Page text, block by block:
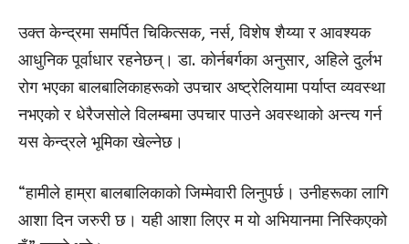
उक्त केन्द्रमा समर्पित चिकित्सक, नर्स, विशेष शैय्या र आवश्यक
आधुनिक पूर्वाधार रहनेछन्। डा. कोर्नबर्गका अनुसार, अहिले दुर्लभ
रोग भएका बालबालिकाहरूको उपचार अष्ट्रेलियामा पर्याप्त व्यवस्था
नभएको र धेरैजसोले विलम्बमा उपचार पाउने अवस्थाको अन्त्य गर्न
यस केन्द्रले भूमिका खेल्नेछ।
“हामीले हाम्रा बालबालिकाको जिम्मेवारी लिनुपर्छ। उनीहरूका लागि
आशा दिन जरुरी छ। यही आशा लिएर म यो अभियानमा निस्किएको